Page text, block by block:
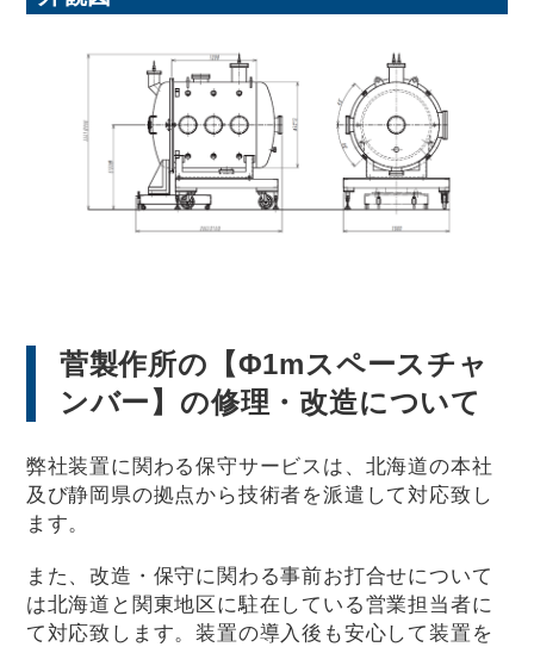
菅製作所の【Φ1mスペースチャ
ンバー】の修理・改造について
弊社装置に関わる保守サービスは、北海道の本社
及び静岡県の拠点から技術者を派遣して対応致し
ます。
また、改造・保守に関わる事前お打合せについて
は北海道と関東地区に駐在している営業担当者に
て対応致します。装置の導入後も安心して装置を